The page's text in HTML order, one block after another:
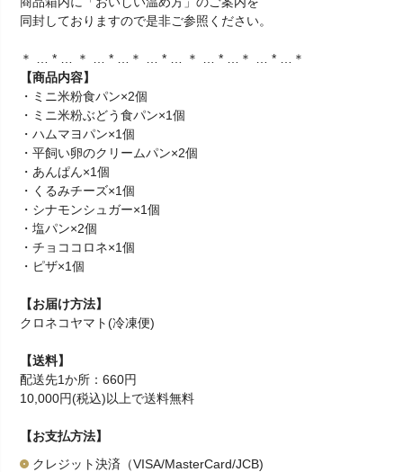
同封しておりますので是非ご参照ください。
＊ … * … ＊ … * …＊ … * … ＊ … * …＊ … * …＊
【商品内容】
・ミニ米粉食パン×2個
・ミニ米粉ぶどう食パン×1個
・ハムマヨパン×1個
・平飼い卵のクリームパン×2個
・あんぱん×1個
・くるみチーズ×1個
・シナモンシュガー×1個
・塩パン×2個
・チョココロネ×1個
・ピザ×1個
【お届け方法】
クロネコヤマト(冷凍便)
【送料】
配送先1か所：660円
10,000円(税込)以上で送料無料
【お支払方法】
クレジット決済（VISA/MasterCard/JCB)